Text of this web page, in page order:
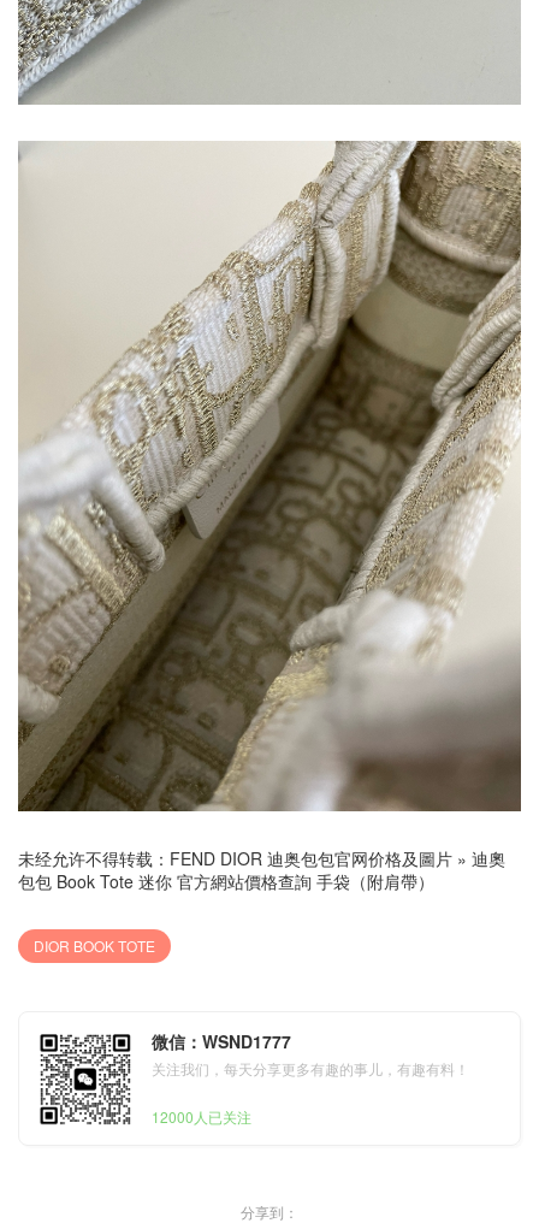
未经允许不得转载： FEND DIOR 迪奥包包官网价格及圖片 » 迪奧
包包 Book Tote 迷你 官方網站價格查詢 手袋（附肩帶）
DIOR BOOK TOTE
微信：WSND1777
关注我们，每天分享更多有趣的事儿，有趣有料！
12000人已关注
分享到：